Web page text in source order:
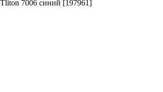
7006 синий [197961]